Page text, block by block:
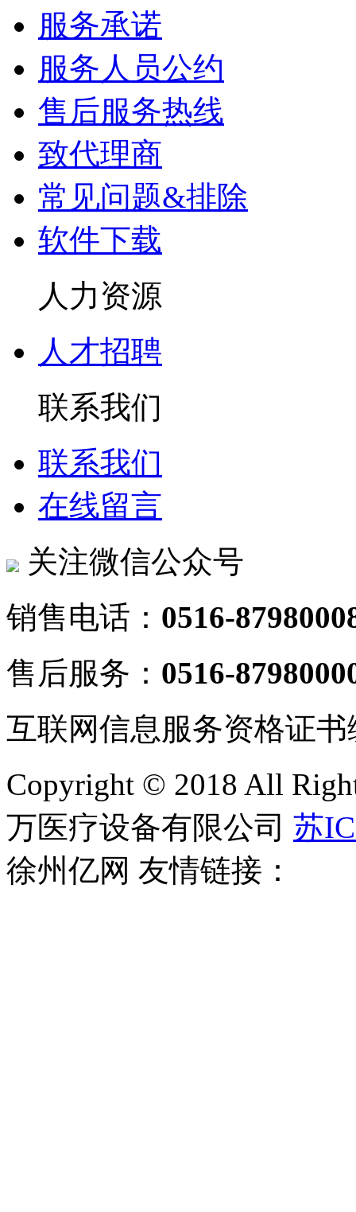
服务承诺
服务人员公约
售后服务热线
致代理商
常见问题&排除
软件下载
人力资源
人才招聘
联系我们
联系我们
在线留言
关注微信公众号
销售电话： 0516-
售后服务： 0516-
互联网信息服务资格证书
Copyright © 2018 All
万医疗设备有限公司 苏
徐州亿网 友情链接：